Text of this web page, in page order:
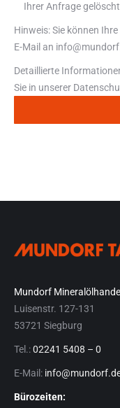
Ihrer Anfrage
Hinweis: Sie können
E-Mail an
Detaillierte
Sie in unserer
Mundorf
Luisenstr. 127-131
53721 Siegburg
Tel.:02241 5408 – 0
E-Mail:
Bürozeiten: